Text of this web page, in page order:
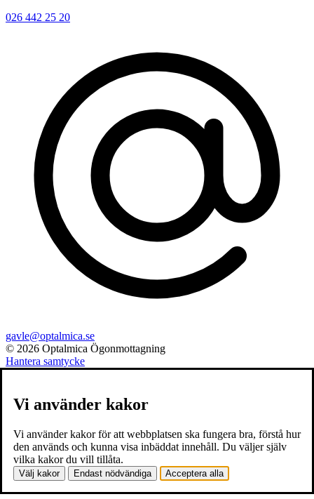
026 442 25 20
gavle@optalmica.se
© 2026 Optalmica Ögonmottagning
Hantera samtycke
Vi använder kakor
Vi använder kakor för att webbplatsen ska fungera bra, förstå hur
den används och kunna visa inbäddat innehåll. Du väljer själv
vilka kakor du vill tillåta.
Välj kakor Endast nödvändiga Acceptera alla